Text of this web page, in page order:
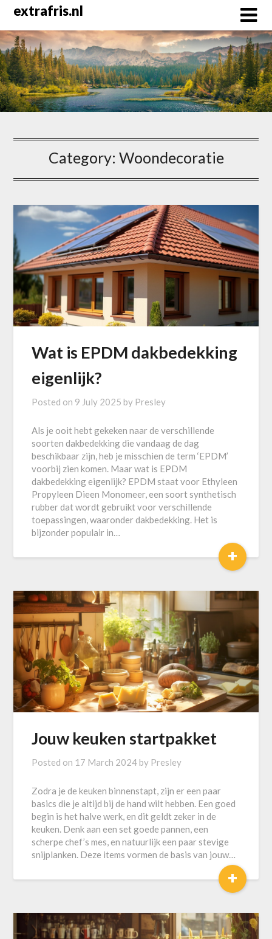
Skip
content
extrafris.nl
Category: Woondecoratie
Wat is EPDM dakbedekking
eigenlijk?
Posted on 9 July 2025 by Presley
Als je ooit hebt gekeken naar de verschillende
soorten dakbedekking die vandaag de dag
beschikbaar zijn, heb je misschien de term ‘EPDM’
voorbij zien komen. Maar wat is EPDM
dakbedekking eigenlijk? EPDM staat voor Ethyleen
Propyleen Dieen Monomeer, een soort synthetisch
rubber dat wordt gebruikt voor verschillende
toepassingen, waaronder dakbedekking. Het is
bijzonder populair in…
+
Jouw keuken startpakket
Posted on 17 March 2024 by Presley
Zodra je de keuken binnenstapt, zijn er een paar
basics die je altijd bij de hand wilt hebben. Een goed
begin is het halve werk, en dit geldt zeker in de
keuken. Denk aan een set goede pannen, een
scherpe chef’s mes, en natuurlijk een paar stevige
snijplanken. Deze items vormen de basis van jouw…
+